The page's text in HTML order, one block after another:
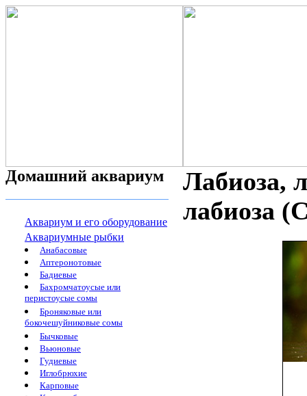
Домашний аквариум
Аквариум и его оборудование
Аквариумные рыбки
Анабасовые
Аптеронотовые
Бадиевые
Бахромчатоусые или
перистоусые сомы
Броняковые или
бокочешуйниковые сомы
Бычковые
Вьюновые
Гудиевые
Иглобрюхие
Карповые
Лабиоза,
лабиоза